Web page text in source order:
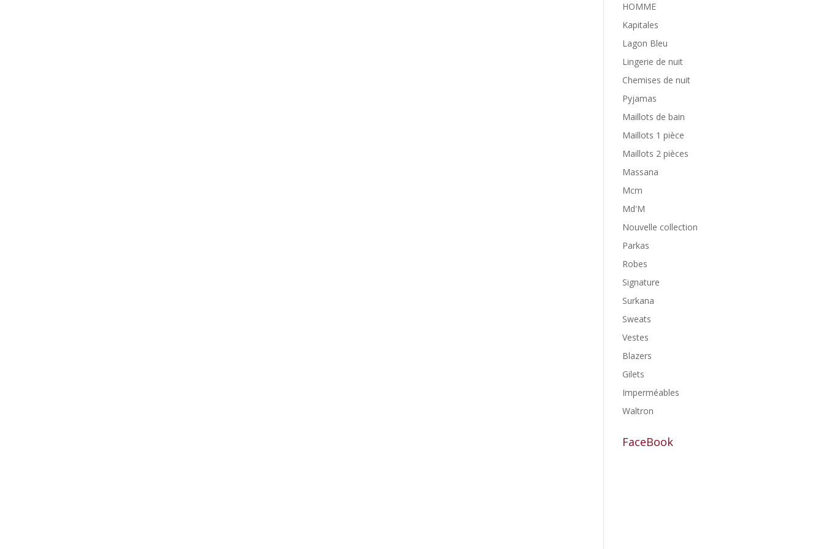
HOMME
Kapitales
Lagon Bleu
Lingerie de nuit
Chemises de nuit
Pyjamas
Maillots de bain
Maillots 1 pièce
Maillots 2 pièces
Massana
Mcm
Md'M
Nouvelle collection
Parkas
Robes
Signature
Surkana
Sweats
Vestes
Blazers
Gilets
Imperméables
Waltron
FaceBook